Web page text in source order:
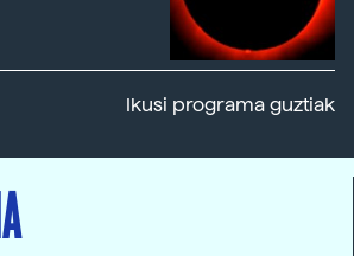
Ikusi programa guztiak